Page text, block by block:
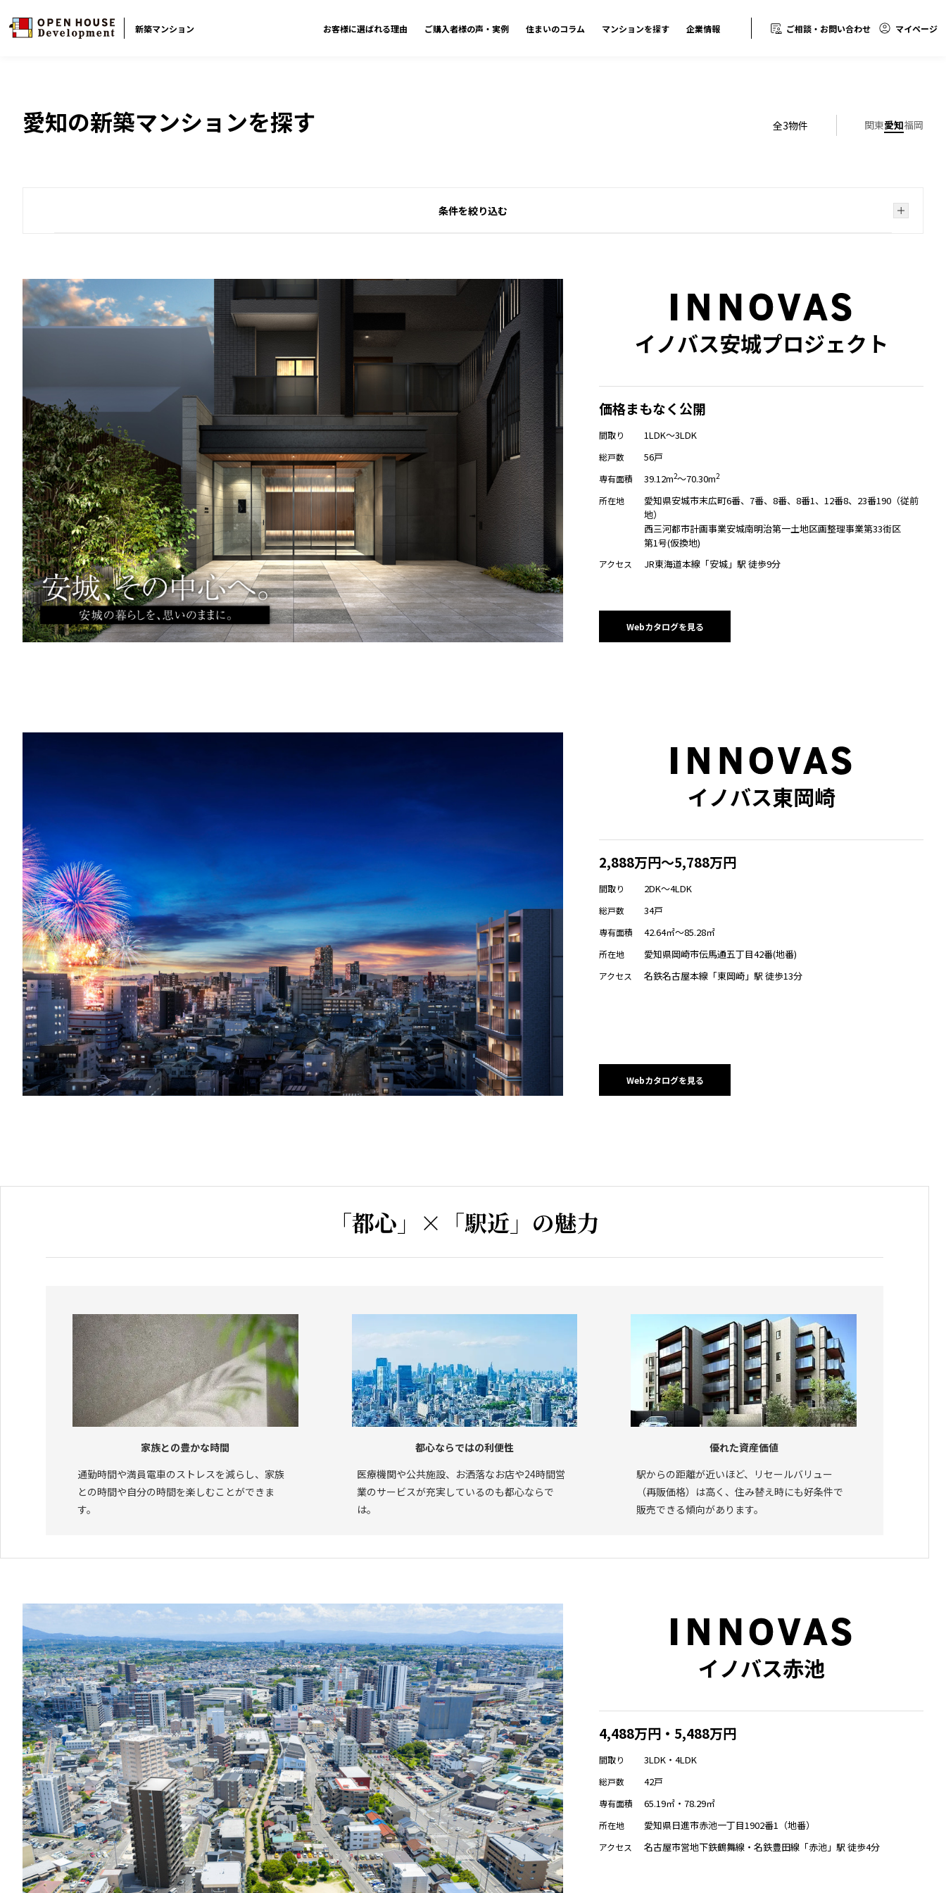
新築マンション お客様に選ばれる理由 ご購入者様の声・実例 住まいのコラム マンションを探す 企業情報 ご相談・お問い合わせ マイページ
愛知の新築マンションを探す 全3物件 関東愛知福岡
条件を絞り込む
ブランドから探す
これから販売予定の物件 駅徒歩5分以内 プレミアムコンパクトプランのある物件
エリアで絞り込む
名古屋市中心部（中区・東区・昭和区・千種区・瑞穂区） 名古屋市東部 （名東区・天白区） 名古屋市北部 （北区・守山区）
名古屋市西部（西区・中村区・中川区） 名古屋市南部 （熱田区・港区・南区・緑区）
間取りで絞り込む Studio 1LDK 2LDK
3件の物件を表示 すべてクリア
イノバス安城プロジェクト
価格まもなく公開
間取り 1LDK～3LDK
総戸数 56戸
専有面積 39.12m2～70.30m2
所在地
愛知県安城市末広町6番、7番、8番、8番1、12番8、23番190（従前
地）
西三河都市計画事業安城南明治第一土地区画整理事業第33街区
第1号(仮換地)
アクセス JR東海道本線「安城」駅 徒歩9分
Webカタログを見る
イノバス東岡崎
2,888万円～5,788万円
間取り 2DK～4LDK
総戸数 34戸
専有面積 42.64㎡～85.28㎡
所在地 愛知県岡崎市伝馬通五丁目42番(地番)
アクセス 名鉄名古屋本線「東岡崎」駅 徒歩13分
Webカタログを見る
「都心」×「駅近」の魅力
家族との豊かな時間
通勤時間や満員電車のストレスを減らし、家族
との時間や自分の時間を楽しむことができま
す。
都心ならではの利便性
医療機関や公共施設、お洒落なお店や24時間営
業のサービスが充実しているのも都心ならで
は。
優れた資産価値
駅からの距離が近いほど、リセールバリュー
（再販価格）は高く、住み替え時にも好条件で
販売できる傾向があります。
イノバス赤池
4,488万円・5,488万円
間取り 3LDK・4LDK
総戸数 42戸
専有面積 65.19㎡・78.29㎡
所在地 愛知県日進市赤池一丁目1902番1（地番）
アクセス 名古屋市営地下鉄鶴舞線・名鉄豊田線「赤池」駅 徒歩4分